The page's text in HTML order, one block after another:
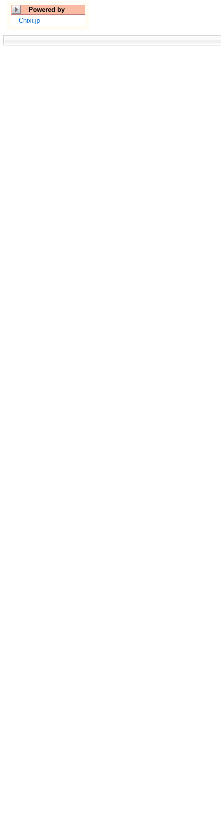
Powered by
Chixi.jp